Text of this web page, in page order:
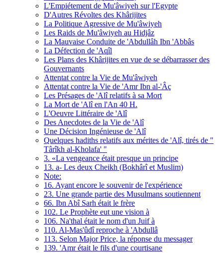
L'Empiétement de Mu'âwiyeh sur l'Egypte
D'Autres Révoltes des Khârijites
La Politique Agressive de Mu'âwiyeh
Les Raids de Mu'âwiyeh au Hidjâz
La Mauvaise Conduite de 'Abdullâh Ibn 'Abbâs
La Défection de 'Aqîl
Les Plans des Khârijites en vue de se débarrasser des
Gouvernants
Attentat contre la Vie de Mu'âwiyeh
Attentat contre la Vie de 'Amr Ibn al-'Âç
Les Présages de 'Alî relatifs à sa Mort
La Mort de 'Alî en l'An 40 H.
L'Oeuvre Littéraire de 'Alî
Des Anecdotes de la Vie de 'Alî
Une Décision Ingénieuse de 'Alî
Quelques hadiths relatifs aux mérites de 'Alî, tirés de "
Târîkh al-Kholafa' "
3. «La vengeance était presque un principe
13. a- Les deux Cheikh (Bokhârî et Muslim)
Note:
16. Ayant encore le souvenir de l'expérience
23. Une grande partie des Musulmans soutiennent
66. Ibn Abî Sarh était le frère
102. Le Prophète eut une vision à
106. Na'thal était le nom d'un Juif à
110. Al-Mas'ûdî reproche à 'Abdullâ
113. Selon Major Price, la réponse du messager
139. 'Amr était le fils d'une courtisane